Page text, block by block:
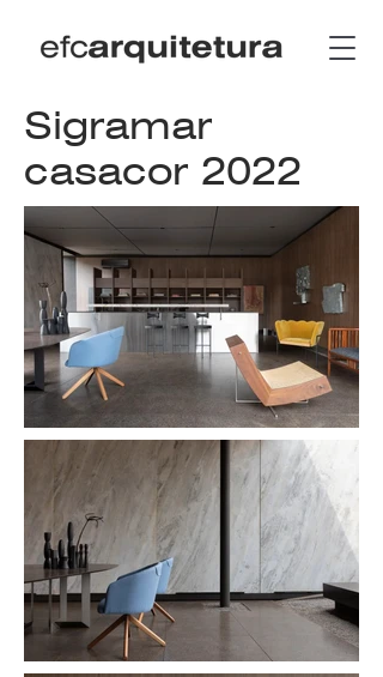
Sigramar
‎casacor 2022